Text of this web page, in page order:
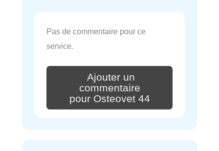
Pas de commentaire pour ce
service.
Ajouter un
commentaire
pour Osteovet 44